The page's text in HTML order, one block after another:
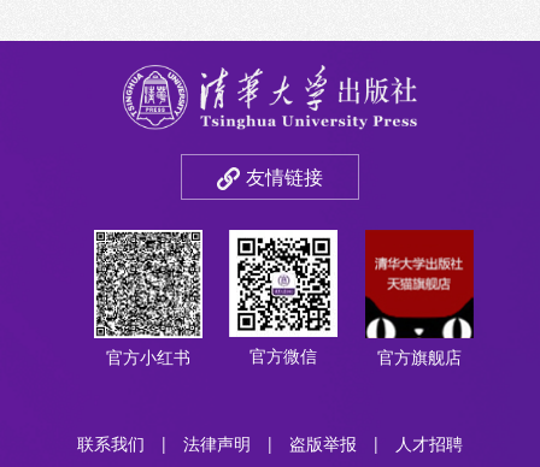
友情链接
官方小红书 官方微信 官方旗舰店
联系我们 | 法律声明 | 盗版举报 | 人才招聘